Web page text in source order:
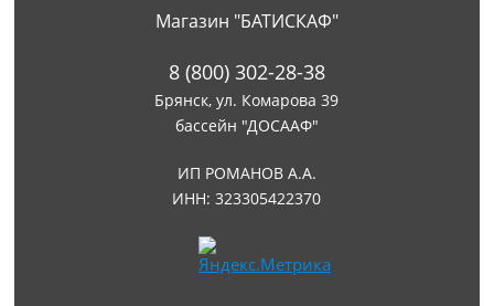
Магазин "БАТИСКАФ"
8 (800) 302-28-38
Брянск, ул. Комарова 39
бассейн "ДОСААФ"
ИП РОМАНОВ А.А.
ИНН: 323305422370